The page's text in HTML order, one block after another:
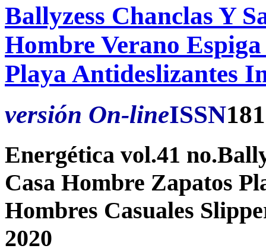
Ballyzess Chanclas Y
Hombre Verano
Playa Antideslizantes
versión On-lineISSN
Energética vol.41
Casa Hombre Zapatos
Hombres Casuales
2020